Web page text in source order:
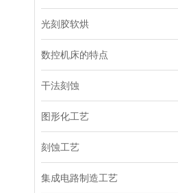
光刻胶软烘
数控机床的特点
干法刻蚀
图形化工艺
刻蚀工艺
集成电路制造工艺